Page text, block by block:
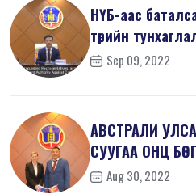
НҮБ-аас
төрийн
тал...Sep 09, 2022
АВСТРАЛИ
СУУГАА ОНЦ
ЭЛЧИН САЙД Х...
Aug 30, 2022